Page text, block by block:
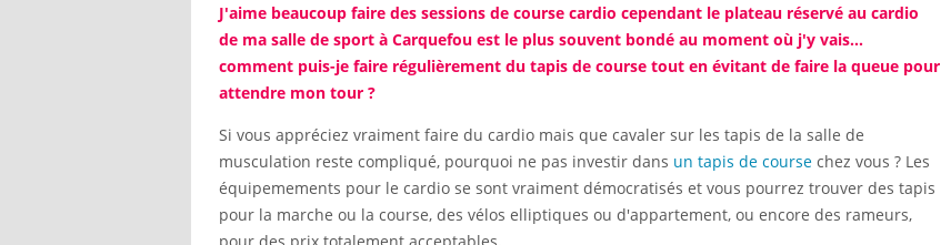
J'aime beaucoup faire des sessions de course cardio cependant le plateau réservé au cardio
de ma salle de sport à Carquefou est le plus souvent bondé au moment où j'y vais...
comment puis-je faire régulièrement du tapis de course tout en évitant de faire la queue pour
attendre mon tour ?
Si vous appréciez vraiment faire du cardio mais que cavaler sur les tapis de la salle de
musculation reste compliqué, pourquoi ne pas investir dans un tapis de course chez vous ? Les
équipemements pour le cardio se sont vraiment démocratisés et vous pourrez trouver des tapis
pour la marche ou la course, des vélos elliptiques ou d'appartement, ou encore des rameurs,
pour des prix totalement acceptables.